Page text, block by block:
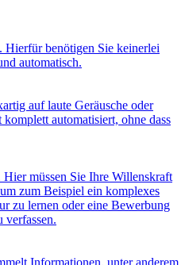
Hierfür benötigen Sie keinerlei
automatisch.
auf laute Geräusche oder
automatisiert, ohne dass
Hier müssen Sie Ihre Willenskraft
zum Beispiel ein komplexes
zu lernen oder eine Bewerbung
verfassen.
Informationen, unter anderem